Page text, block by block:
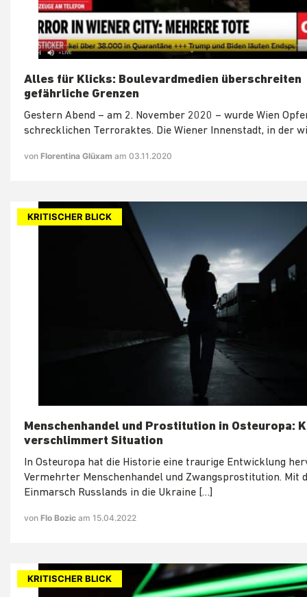
Alles für Klicks: Boulevardmedien überschreiten
gefährliche Grenzen
Gestern Abend – am 2. November 2020 – wurde Wien
schrecklichen Terroraktes. Die Wiener Innenstadt, in der
von Florentina Glüxam am 03.11.2020
KRITISCHER BLICK
Menschenhandel und Prostitution in Osteuropa:
verschlimmert Situation
In Osteuropa hat die Historie eine traurige Entwicklung
Vermehrter Menschenhandel und Zwangsprostitution. Mit
Einmarsch Russlands in die Ukraine […]
von Flo Bozic am 15.04.2022
KRITISCHER BLICK